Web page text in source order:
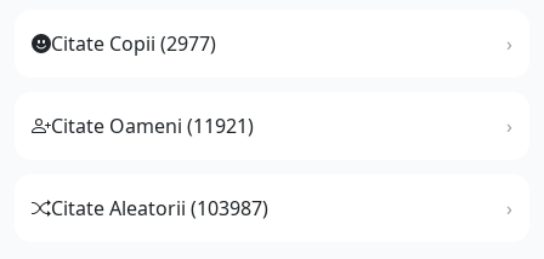
Citate Copii (2977)
Citate Oameni (11921)
Citate Aleatorii (103987)